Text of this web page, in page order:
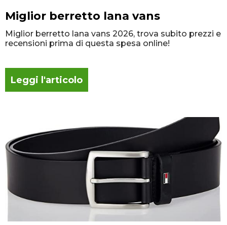
Miglior berretto lana vans
Miglior berretto lana vans 2026, trova subito prezzi e
recensioni prima di questa spesa online!
Leggi l'articolo